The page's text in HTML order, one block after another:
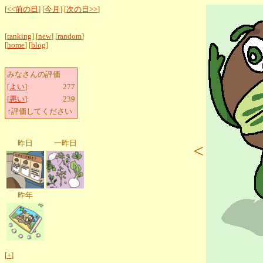
[<<前の日 ] [今月 ] [次の日>>]
[ranking] [new] [random]
[home] [blog]
みなさんの評価
[よい]:
277
[悪い]:
239
↑評価してください
昨日 一昨日
昨年
[+]
<